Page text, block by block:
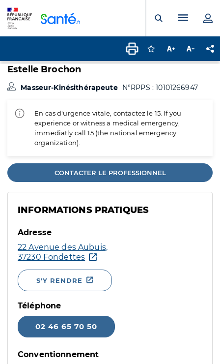
Ouvrir laMenu
Connectez-vous
Augmenter la
Estelle Brochon
Masseur-Kinésithérapeute N°RPPS : 10101266947
En cas d'urgence vitale, contactez le 15. If you
experience or witness a medical emergency,
immediatly call 15 (the national emergency
organization).
CONTACTER LE PROFESSIONNEL
INFORMATIONS PRATIQUES
Adresse
22 Avenue des Aubuis,
37230 Fondettes
S'Y RENDRE
Téléphone
02 46 65 70 50
Conventionnement